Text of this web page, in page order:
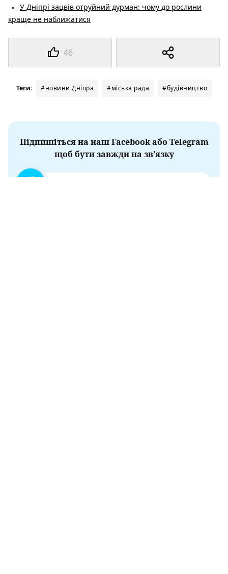
46
У Дніпрі зацвів отруйний дурман: чому до рослини
краще не наближатися
Теги: #новини Дніпра #міська рада #будівництво
Підпишіться на наш Facebook або Telegram
щоб бути завжди на зв’язку